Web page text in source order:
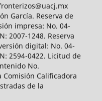
García. Reserva de
impresa: No. 04-
2007-1248. Reserva
digital: No. 04-
2594-0422. Licitud de
No.
Comisión Calificadora
de la